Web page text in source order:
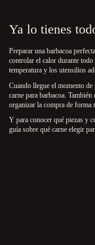
Ya lo tienes
Preparar una barbacoa
controlar el calor durante todo
temperatura y los utensilios
Cuando llegue el momento de
carne para barbacoa .
organizar la compra de forma
Y para conocer qué piezas y
guía sobre qué carne elegir